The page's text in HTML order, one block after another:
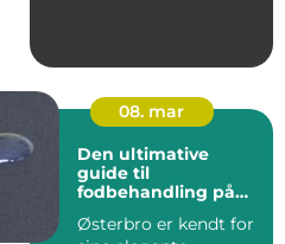
08. mar
Den ultimative
guide til
fodbehandling på
Østerbro er kendt for